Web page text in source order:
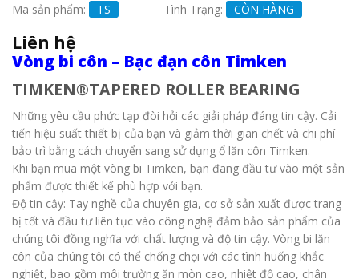
Mã sản phẩm: TS Tình Trạng: CÒN HÀNG
Liên hệ
Vòng bi côn – Bạc đạn côn Timken
TIMKEN®TAPERED ROLLER BEARING
Những yêu cầu phức tạp đòi hỏi các giải pháp đáng tin cậy. Cải
tiến hiệu suất thiết bị của bạn và giảm thời gian chết và chi phí
bảo trì bằng cách chuyển sang sử dụng ổ lăn côn Timken.
Khi bạn mua một vòng bi Timken, bạn đang đầu tư vào một sản
phẩm được thiết kế phù hợp với bạn.
Độ tin cậy: Tay nghề của chuyên gia, cơ sở sản xuất được trang
bị tốt và đầu tư liên tục vào công nghệ đảm bảo sản phẩm của
chúng tôi đồng nghĩa với chất lượng và độ tin cậy. Vòng bi lăn
côn của chúng tôi có thể chống chọi với các tình huống khắc
nghiệt, bao gồm môi trường ăn mòn cao, nhiệt độ cao, chân